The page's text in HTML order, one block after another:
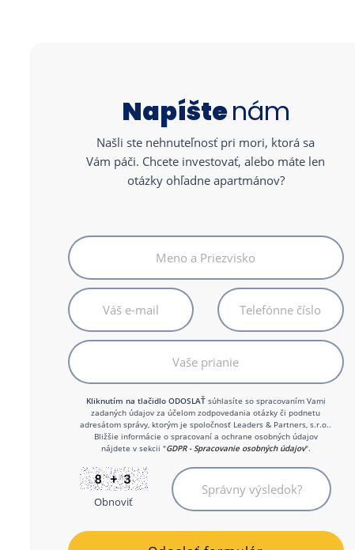
Napíštenám
Našli ste nehnuteľnosť pri mori, ktorá sa
Vám páči. Chcete investovať, alebo máte len
otázky ohľadne apartmánov?
Kliknutím na tlačidlo ODOSLAŤsúhlasíte so spracovaním Vami
zadaných údajov za účelom zodpovedania otázky či podnetu
adresátom správy, ktorým je spoločnosť Leaders & Partners, s.r.o..
Bližšie informácie o spracovaní a ochrane osobných údajov
nájdete v sekcii "GDPR - Spracovanie osobných údajov".
Obnoviť